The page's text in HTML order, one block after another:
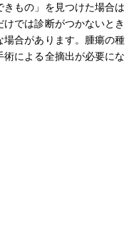
きもの」を見つけた場合は
では診断がつかないとき
合があります。腫瘍の種
による全摘出が必要にな